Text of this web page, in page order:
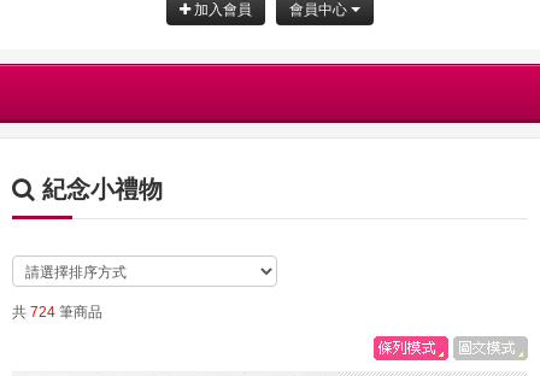
加入會員 會員中心
紀念小禮物
共 724 筆商品